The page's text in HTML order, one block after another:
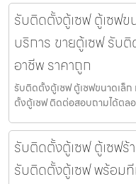
รับติดตั้งตู้เซฟ ตู้เซฟข
บริการ ขายตู้เซฟ รับ
อาชีพ ราคาถูก
รับติดตั้งตู้เซฟ ตู้เซฟขนาดเล็
ตั้งตู้เซฟ ติดต่อสอบถามได้ตล
รับติดตั้งตู้เซฟ ตู้เซฟ
รับติดตั้งตู้เซฟ พร้อม